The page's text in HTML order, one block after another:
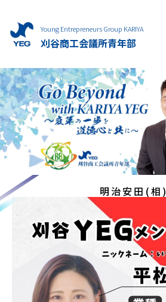
Young Entrepreneurs Group KARIYA
刈谷商工会議所青年部
明治安田(相)